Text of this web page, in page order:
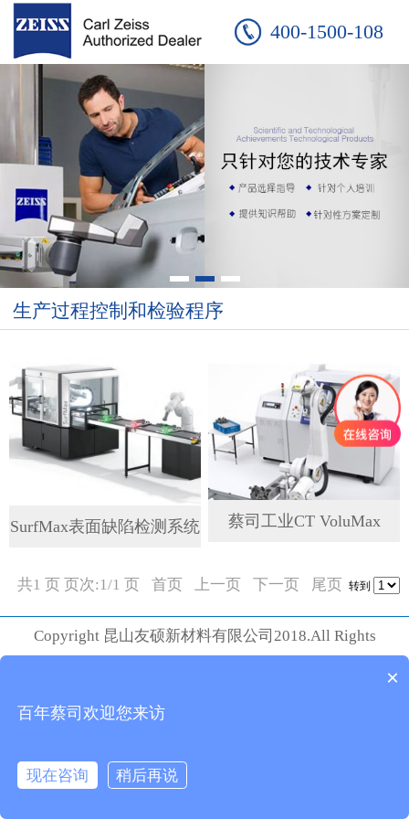
400-1500-108
生产过程控制和检验程序
SurfMax表面缺陷检测系统 蔡司工业CT VoluMax
共1 页 页次:1/1 页 首页 上一页 下一页 尾页 转到
Copyright 昆山友硕新材料有限公司2018.All Rights
Reserved
×
百年蔡司欢迎您来访
现在咨询
稍后再说
在线咨询